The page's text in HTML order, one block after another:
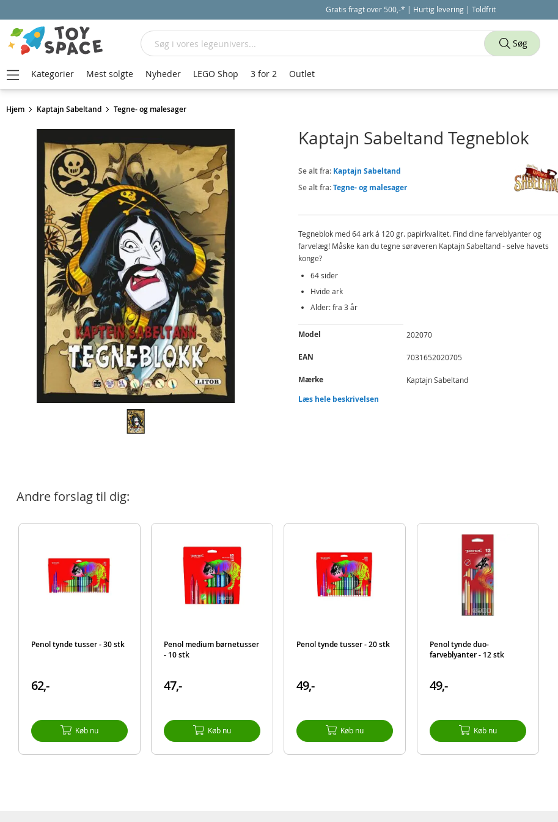
Gratis fragt over 500,-* | Hurtig levering | Toldfrit
Hjem Kaptajn Sabeltand Tegne- og malesager
Kaptajn Sabeltand Tegneblok
Se alt fra: Kaptajn Sabeltand
Se alt fra:Tegne- og malesager
Tegneblok med 64 ark á 120 gr. papirkvalitet. Find dine farveblyanter og
farvelæg! Måske kan du tegne sørøveren Kaptajn Sabeltand - selve havets
konge?
64 sider
Hvide ark
Alder: fra 3 år
Produktdetaljer
Model 202070
EAN 7031652020705
Mærke Kaptajn Sabeltand
Læs hele beskrivelsen
Andre forslag til dig:
Penol tynde tusser - 30 stk
62,-
Køb nu
Penol medium børnetusser
- 10 stk
47,-
Køb nu
Penol tynde tusser - 20 stk
49,-
Køb nu
Penol tynde duo-
farveblyanter - 12 stk
49,-
Køb nu
Søg
Søg
Kategorier Mest solgte Nyheder LEGO Shop 3 for 2 Outlet